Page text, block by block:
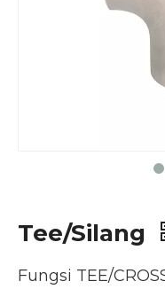
Tee/Silang
Fungsi TEE/